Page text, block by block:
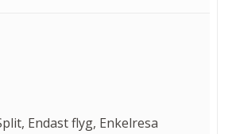
Endast flyg, Enkelresa